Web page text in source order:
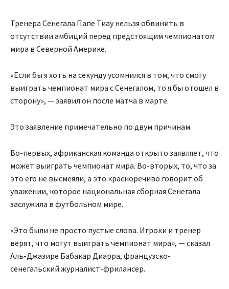
Тренера Сенегала Папе Тиау нельзя обвинить в
отсутствии амбиций перед предстоящим чемпионатом
мира в Северной Америке.
«Если бы я хоть на секунду усомнился в том, что смогу
выиграть чемпионат мира с Сенегалом, то я бы отошел в
сторону», — заявил он после матча в марте.
Это заявление примечательно по двум причинам.
Во-первых, африканская команда открыто заявляет, что
может выиграть чемпионат мира. Во-вторых, то, что за
это его не высмеяли, а это красноречиво говорит об
уважении, которое национальная сборная Сенегала
заслужила в футбольном мире.
«Это были не просто пустые слова. Игроки и тренер
верят, что могут выиграть чемпионат мира», — сказал
Аль-Джазире Бабакар Диарра, французско-
сенегальский журналист-фрилансер.